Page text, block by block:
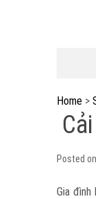
Home >
Posted on
Gia